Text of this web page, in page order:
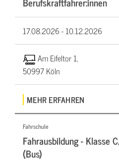
17.08.2026 -10.12.2026
Am Eifeltor 1,
50997 Köln
MEHR ERFAHREN
Fahrschule
Fahrausbildung - Klasse
(Bus)